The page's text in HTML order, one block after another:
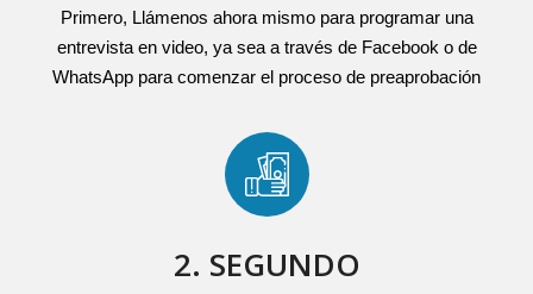
Primero, Llámenos ahora mismo para programar una
entrevista en video, ya sea a través de Facebook o de
WhatsApp para comenzar el proceso de preaprobación
2. SEGUNDO